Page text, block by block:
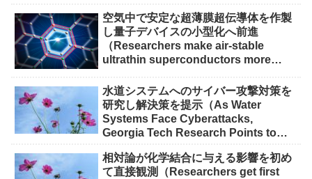
空気中で安定な超薄膜超伝導体を作製
し量子デバイスの小型化へ前進
（Researchers make air-stable
ultrathin superconductors more
水道システムへのサイバー攻撃対策を
研究し解決策を提示（As Water
Systems Face Cyberattacks,
Georgia Tech Research Points to
相対論が化学結合に与える影響を初め
て直接観測（Researchers get first